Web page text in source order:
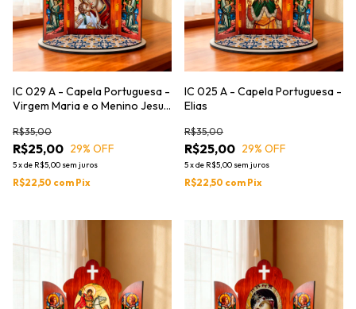
IC 029 A - Capela Portuguesa -
Virgem Maria e o Menino Jesus
R$25,00
R$35,00
29% OFF
5xde R$5,00 sem juros
R$22,50 com Pix
IC 025 A - Capela Portuguesa -
Elias
R$25,00
R$35,00
29% OFF
5xde R$5,00 sem juros
R$22,50 com Pix